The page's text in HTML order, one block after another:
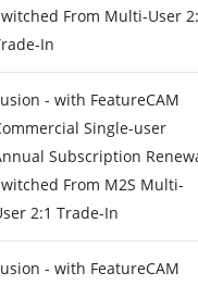
From Multi-User
In
- with FeatureCAM
Single-user
Subscription
From M2S Multi-
2:1 Trade-In
- with FeatureCAM